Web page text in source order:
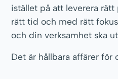
istället på att leverera
rätt tid och med rätt
och din verksamhet ska
Det är hållbara affärer för